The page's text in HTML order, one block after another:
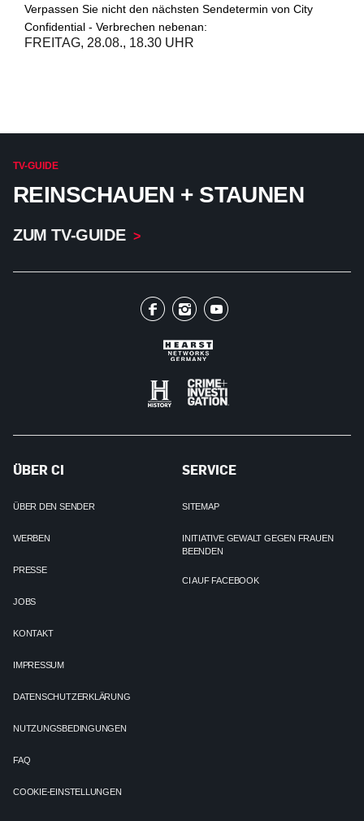
Verpassen Sie nicht den nächsten Sendetermin von City
Confidential - Verbrechen nebenan:
FREITAG, 28.08., 18.30 UHR
TV-GUIDE
REINSCHAUEN + STAUNEN
ZUM TV-GUIDE
ÜBER CI
ÜBER DEN SENDER
WERBEN
PRESSE
JOBS
KONTAKT
IMPRESSUM
DATENSCHUTZERKLÄRUNG
NUTZUNGSBEDINGUNGEN
FAQ
COOKIE-EINSTELLUNGEN
SERVICE
SITEMAP
INITIATIVE GEWALT GEGEN FRAUEN
BEENDEN
CI AUF FACEBOOK